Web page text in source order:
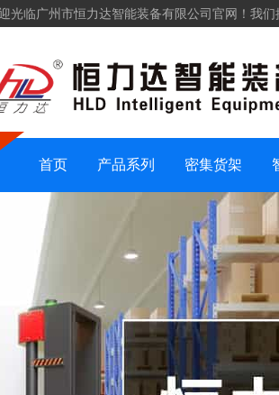
光临广州市恒力达智能装备有限公司官网！我
首页 产品系列
密集货架
仓储设备 密集货架